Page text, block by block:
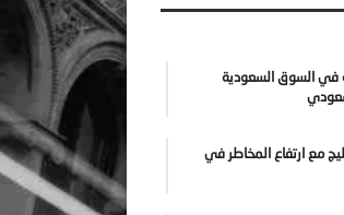
في السوق السعودية
مع ارتفاع المخاطر في